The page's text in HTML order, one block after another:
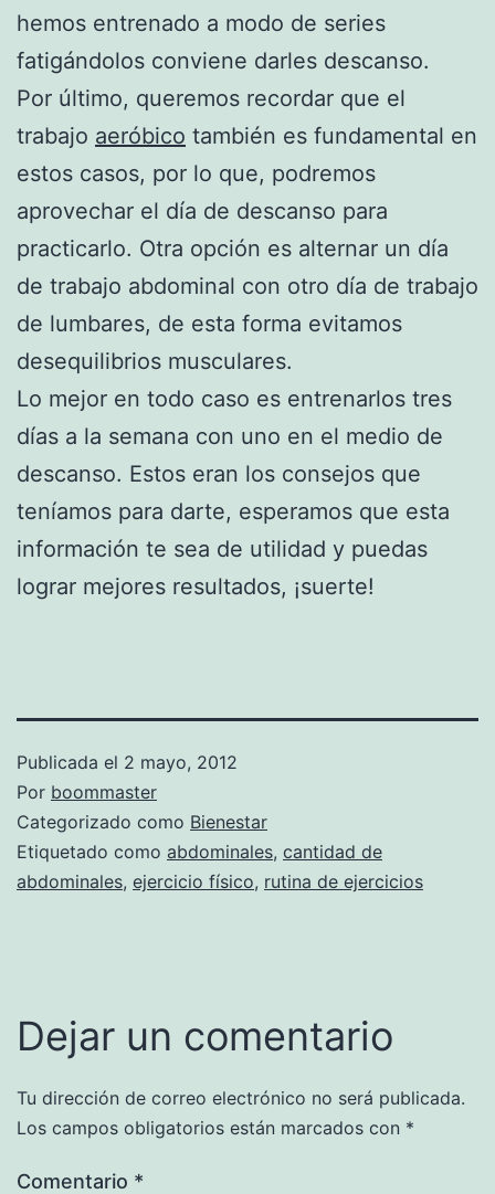
hemos entrenado a modo de series
fatigándolos conviene darles descanso.
Por último, queremos recordar que el
trabajo aeróbico también es fundamental en
estos casos, por lo que, podremos
aprovechar el día de descanso para
practicarlo. Otra opción es alternar un día
de trabajo abdominal con otro día de trabajo
de lumbares, de esta forma evitamos
desequilibrios musculares.
Lo mejor en todo caso es entrenarlos tres
días a la semana con uno en el medio de
descanso. Estos eran los consejos que
teníamos para darte, esperamos que esta
información te sea de utilidad y puedas
lograr mejores resultados, ¡suerte!
Publicada el 2 mayo, 2012
Por boommaster
Categorizado como Bienestar
Etiquetado como abdominales, cantidad de
abdominales, ejercicio físico, rutina de ejercicios
Dejar un comentario
Tu dirección de correo electrónico no será publicada.
Los campos obligatorios están marcados con *
Comentario *